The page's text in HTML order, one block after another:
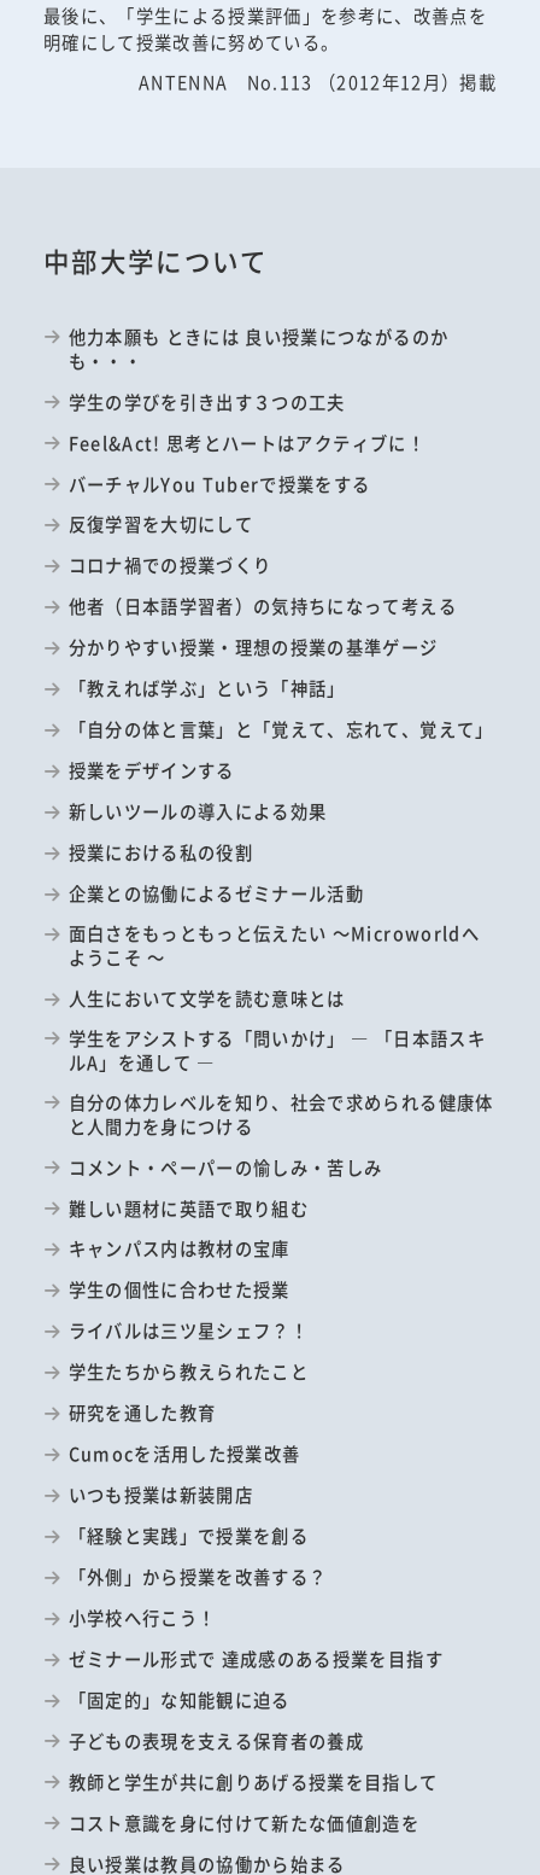
最後に、「学生による授業評価」を参考に、改善点を
明確にして授業改善に努めている。
ANTENNA No.113 （2012年12月）掲載
中部大学について
他力本願も ときには 良い授業につながるのか
も・・・
学生の学びを引き出す３つの工夫
Feel&Act! 思考とハートはアクティブに！
バーチャルYou Tuberで授業をする
反復学習を大切にして
コロナ禍での授業づくり
他者（日本語学習者）の気持ちになって考える
分かりやすい授業・理想の授業の基準ゲージ
「教えれば学ぶ」という「神話」
「自分の体と言葉」と「覚えて、忘れて、覚えて」
授業をデザインする
新しいツールの導入による効果
授業における私の役割
企業との協働によるゼミナール活動
面白さをもっともっと伝えたい ～Microworldへ
ようこそ ～
人生において文学を読む意味とは
学生をアシストする「問いかけ」 ― 「日本語スキ
ルA」を通して ―
自分の体力レベルを知り、社会で求められる健康体
と人間力を身につける
コメント・ペーパーの愉しみ・苦しみ
難しい題材に英語で取り組む
キャンパス内は教材の宝庫
学生の個性に合わせた授業
ライバルは三ツ星シェフ？！
学生たちから教えられたこと
研究を通した教育
Cumocを活用した授業改善
いつも授業は新装開店
「経験と実践」で授業を創る
「外側」から授業を改善する？
小学校へ行こう！
ゼミナール形式で 達成感のある授業を目指す
「固定的」な知能観に迫る
子どもの表現を支える保育者の養成
教師と学生が共に創りあげる授業を目指して
コスト意識を身に付けて新たな価値創造を
良い授業は教員の協働から始まる